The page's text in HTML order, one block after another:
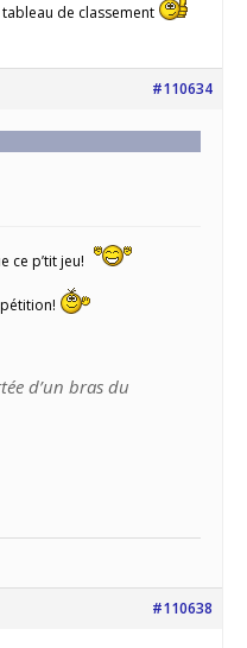
de classement
#110634
ce p’tit jeu!
d’un bras du
#110638